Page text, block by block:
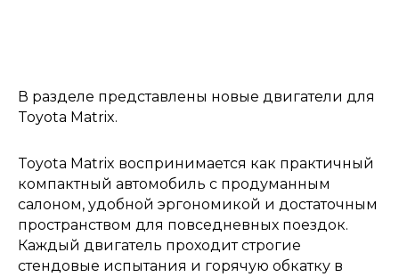
В разделе представлены новые двигатели для
Toyota Matrix.
Toyota Matrix воспринимается как практичный
компактный автомобиль с продуманным
салоном, удобной эргономикой и достаточным
пространством для повседневных поездок.
Каждый двигатель проходит строгие
стендовые испытания и горячую обкатку в